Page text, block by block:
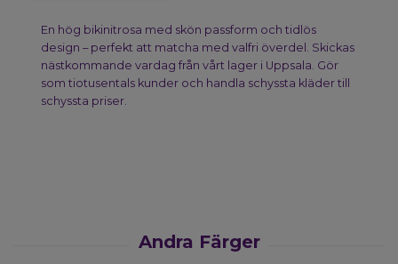
En hög bikinitrosa med skön passform och tidlös
design – perfekt att matcha med valfri överdel. Skickas
nästkommande vardag från vårt lager i Uppsala. Gör
som tiotusentals kunder och handla schyssta kläder till
schyssta priser.